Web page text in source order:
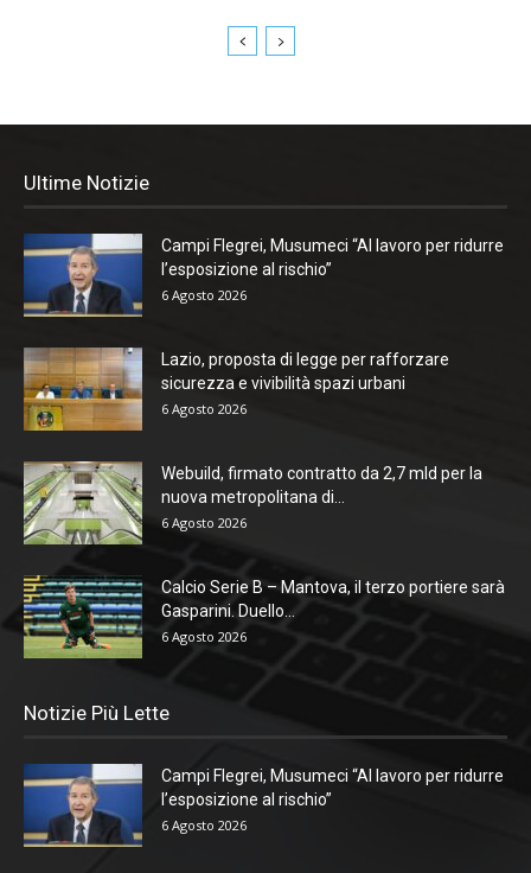
Ultime Notizie
Campi Flegrei, Musumeci “Al lavoro per ridurre
l’esposizione al rischio”
6 Agosto 2026
Lazio, proposta di legge per rafforzare
sicurezza e vivibilità spazi urbani
6 Agosto 2026
Webuild, firmato contratto da 2,7 mld per la
nuova metropolitana di...
6 Agosto 2026
Calcio Serie B – Mantova, il terzo portiere sarà
Gasparini. Duello...
6 Agosto 2026
Notizie Più Lette
Campi Flegrei, Musumeci “Al lavoro per ridurre
l’esposizione al rischio”
6 Agosto 2026